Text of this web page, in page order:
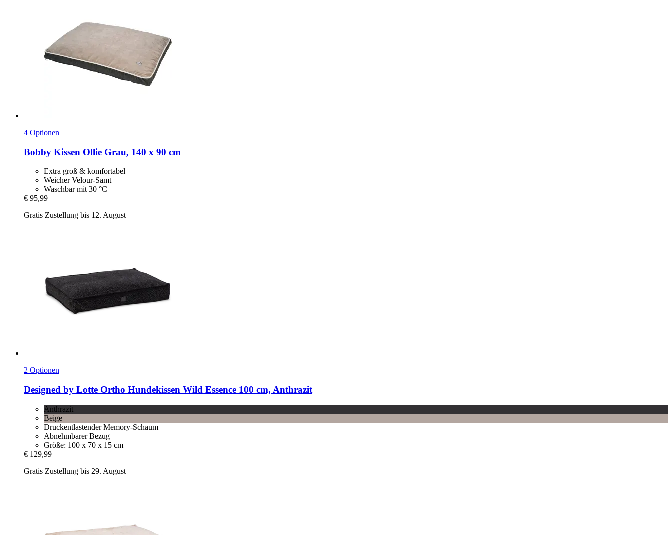
4 Optionen
Bobby Kissen Ollie Grau, 140 x 90 cm
Extra groß & komfortabel
Weicher Velour-Samt
Waschbar mit 30 °C
€ 95,99
Gratis Zustellung bis 12. August
2 Optionen
Designed by Lotte Ortho Hundekissen Wild Essence 100 cm, Anthrazit
Anthrazit
Beige
Druckentlastender Memory-Schaum
Abnehmbarer Bezug
Größe: 100 x 70 x 15 cm
€ 129,99
Gratis Zustellung bis 29. August